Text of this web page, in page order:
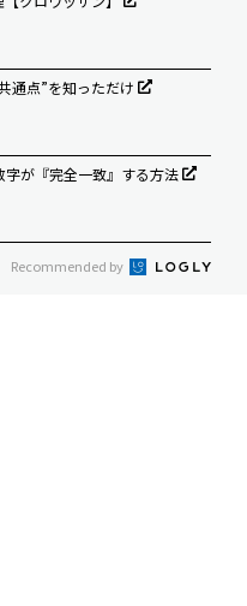
通点”を知っただけ
字が『完全一致』する方法
Recommended by